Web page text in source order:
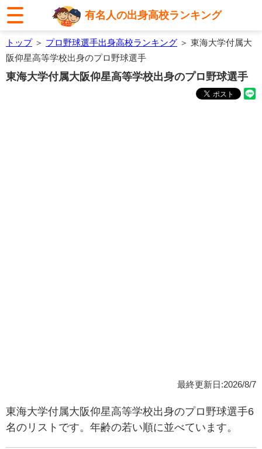
有名人の出身高校ランキング
トップ＞ プロ野球選手出身高校ランキング ＞ 東海大学付属大
阪仰星高等学校出身のプロ野球選手
東海大学付属大阪仰星高等学校出身のプロ野球選手
最終更新日:2026/8/7
東海大学付属大阪仰星高等学校出身のプロ野球選手6
名のリストです。年齢の若い順に並べています。